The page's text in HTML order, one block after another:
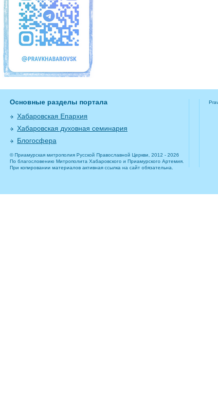
Основные разделы портала
Хабаровская Епархия
Хабаровская духовная семинария
Блогосфера
© Приамурская митрополия Русской Православной Церкви, 2012 - 2026
По благословению Митрополита Хабаровского и Приамурского Артемия.
При копировании материалов активная ссылка на сайт обязательна.